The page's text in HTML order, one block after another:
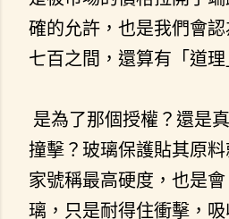
確的允許，也是我們會
七百之間，還算有「道理
是為了那個授權？還是
撞擊？玻璃保護貼其原
家號稱最高硬度，也是
璃，只是耐得住衝擊，